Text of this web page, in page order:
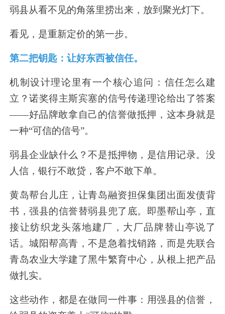
弱县从看不见的角落里捞出来，放到聚光灯下。
看见，是重新定价的第一步。
第二把钥匙：让好东西被信任。
机制设计理论里有一个核心追问：信任怎么建
立？诺奖得主斯宾塞的信号传递理论给出了答案
——好品牌敢拿自己的信誉做抵押，这本身就是
一种“可信的信号”。
弱县企业缺什么？不是抵押物，是信用记录。没
人信，银行不敢贷，客户不敢下单。
黄岛帮台儿庄，让青岛融资担保集团出面发债背
书，强县的信誉替弱县兜了底。即墨帮山亭，直
接让纺织龙头落地建厂，大厂品牌替山亭说了
话。城阳帮高青，不是急着找销路，而是先联合
青岛农业大学建了黑牛繁育中心，从根上把产品
做扎实。
这些动作，都是在做同一件事：用强县的信誉，